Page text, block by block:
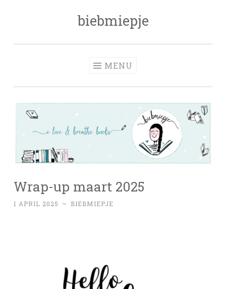
biebmiepje
MENU
Wrap-up maart 2025
1 APRIL 2025 ~ BIEBMIEPJE